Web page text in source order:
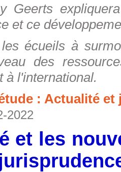
Geerts
et ce
écueils à
des
à l'international.
: Actualité
2022
et les